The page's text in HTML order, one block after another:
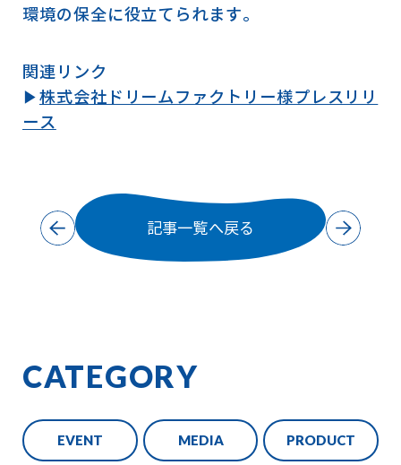
環境の保全に役立てられます。
関連リンク
▶︎株式会社ドリームファクトリー様プレスリリ
ース
記事一覧へ戻る
CATEGORY
EVENT MEDIA PRODUCT